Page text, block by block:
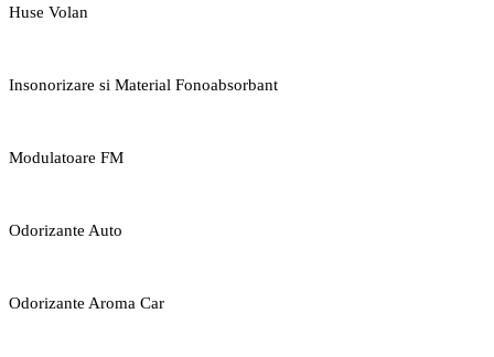
Huse Volan
Insonorizare si Material Fonoabsorbant
Modulatoare FM
Odorizante Auto
Odorizante Aroma Car